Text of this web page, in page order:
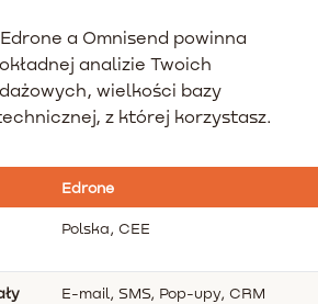
a Omnisend powinna
analizie Twoich
wielkości bazy
z której korzystasz.
Edrone
Polska, CEE
E-mail, SMS, Pop-upy, CRM